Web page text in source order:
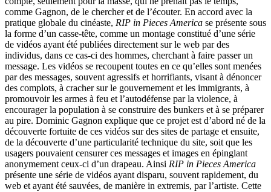
comme Gagnon, de le chercher et de l’écouter. En accord avec la
pratique globale du cinéaste, RIP in Pieces America se présente sous
la forme d’un casse-tête, comme un montage constitué d’une série
de vidéos ayant été publiées directement sur le web par des
individus, dans ce cas-ci des hommes, cherchant à faire passer un
message. Les vidéos se recoupent toutes en ce qu’elles sont menées
par des messages, souvent agressifs et horrifiants, visant à dénoncer
des complots, à cracher sur le gouvernement et les immigrants, à
promouvoir les armes à feu et l’autodéfense par la violence, à
encourager la population à se construire des bunkers et à se préparer
au pire. Dominic Gagnon explique que ce projet est d’abord né de la
découverte fortuite de ces vidéos sur des sites de partage et ensuite,
de la découverte d’une particularité technique du site, soit que les
usagers pouvaient censurer ces messages et images en épinglant
anonymement ceux-ci d’un drapeau. Ainsi RIP in Pieces America
présente une série de vidéos ayant disparu, souvent rapidement, du
web et ayant été sauvées, de manière in extremis, par l’artiste. Cette